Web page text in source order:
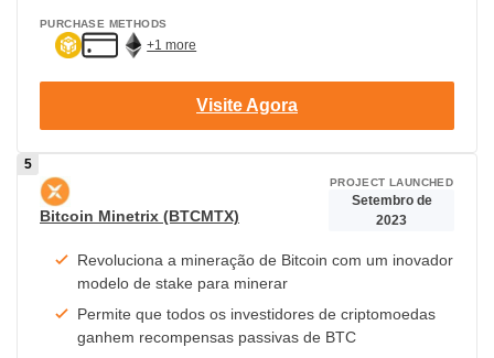
PURCHASE METHODS
+1 more
Visite Agora
Bitcoin Minetrix (BTCMTX)
Revoluciona a mineração de Bitcoin com um inovador
modelo de stake para minerar
Permite que todos os investidores de criptomoedas
ganhem recompensas passivas de BTC
PROJECT LAUNCHED
Setembro de
2023